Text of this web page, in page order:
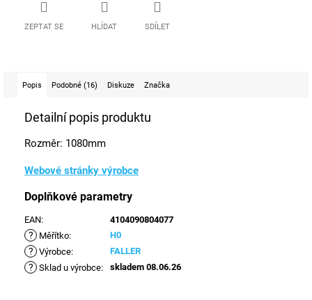
ZEPTAT SE HLÍDAT SDÍLET
Popis Podobné (16) Diskuze Značka
Detailní popis produktu
Rozměr: 1080mm
Webové stránky výrobce
Doplňkové parametry
EAN: 4104090804077
? Měřítko: H0
? Výrobce: FALLER
? Sklad u výrobce: skladem 08.06.26